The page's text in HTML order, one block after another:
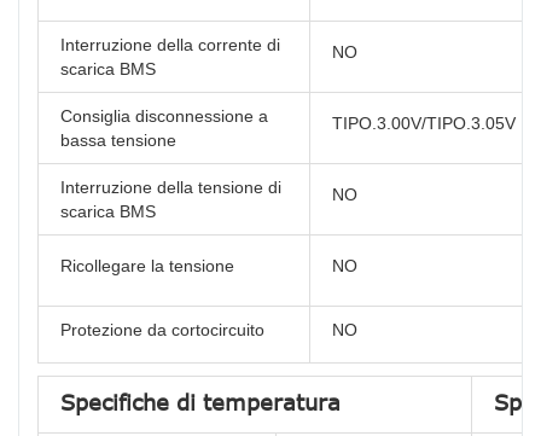
Interruzione della corrente di
scarica BMS
NO
Consiglia disconnessione a
bassa tensione
TIPO.3.00V/TIPO.3.05V
Interruzione della tensione di
scarica BMS
NO
Ricollegare la tensione NO
Protezione da cortocircuito NO
Specifiche di temperatura